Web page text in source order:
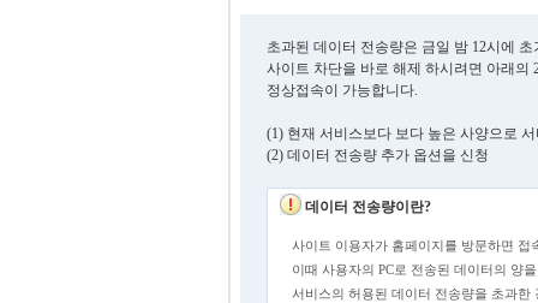
초과된 데이터 전송량은 금일 밤 12시에
사이트 차단을 바로 해제 하시려면 아래의
정상접속이 가능합니다.
(1) 현재 서비스보다 보다 높은 사양으로
(2) 데이터 전송량 추가 옵션을 신청
데이터 전송량이란?
사이트 이용자가 홈페이지를 방문하면 접
이때 사용자의 PC로 전송된 데이터의 양
서비스의 허용된 데이터 전송량을 초과